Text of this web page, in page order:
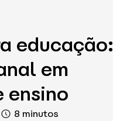
educação:
em
ensino
8 minutos